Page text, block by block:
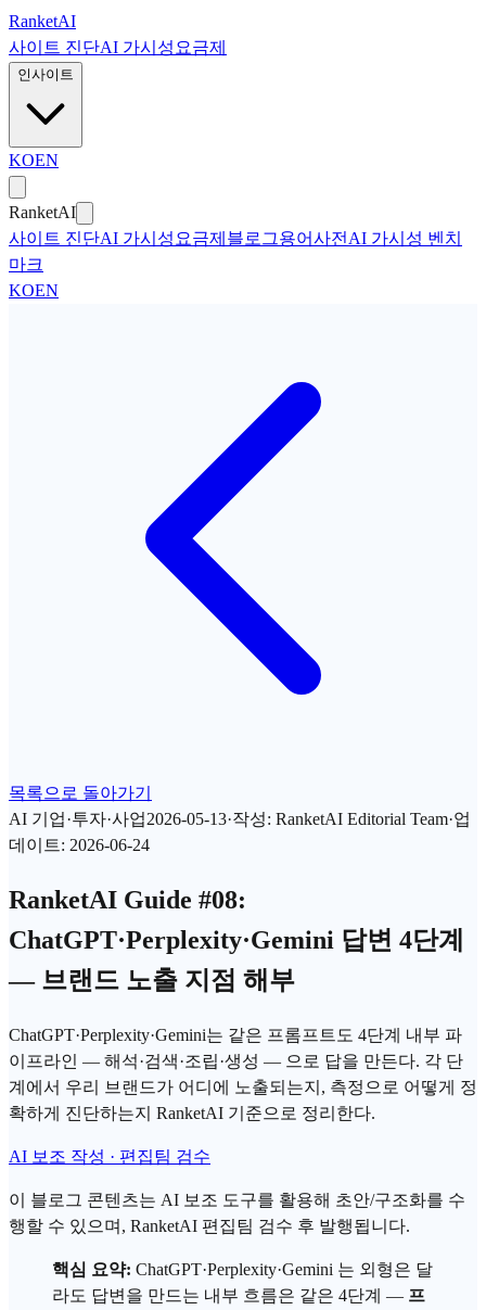
본문으로 건너뛰기
RanketAI
사이트 진단AI 가시성 요금제
인사이트
KOEN
RanketAI
사이트 진단AI 가시성 요금제 블로그용어사전 AI 가시성 벤치
마크
KOEN
목록으로 돌아가기
AI 기업·투자·사업2026-05-13·작성: RanketAI Editorial Team·업
데이트: 2026-06-24
RanketAI Guide #08:
ChatGPT·Perplexity·Gemini 답변 4단계
— 브랜드 노출 지점 해부
ChatGPT·Perplexity·Gemini는 같은 프롬프트도 4단계 내부 파
이프라인 — 해석·검색·조립·생성 — 으로 답을 만든다. 각 단
계에서 우리 브랜드가 어디에 노출되는지, 측정으로 어떻게 정
확하게 진단하는지 RanketAI 기준으로 정리한다.
AI 보조 작성 · 편집팀 검수
이 블로그 콘텐츠는 AI 보조 도구를 활용해 초안/구조화를 수
행할 수 있으며, RanketAI 편집팀 검수 후 발행됩니다.
핵심 요약: ChatGPT·Perplexity·Gemini 는 외형은 달
라도 답변을 만드는 내부 흐름은 같은 4단계 — 프